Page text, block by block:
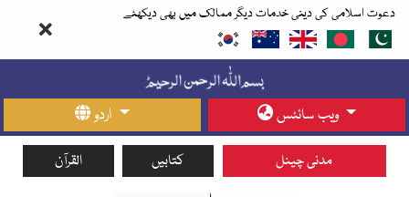
دعوت اسلامی کی دینی خدمات دیگر ممالک میں بھی دیکھئے
اردو ویب سائٹس
القرآن کتابیں مدنی چینل